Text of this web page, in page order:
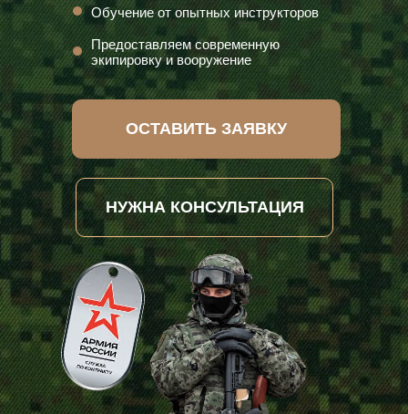
ОСТАВИТЬ ЗАЯВКУ
НУЖНА КОНСУЛЬТАЦИЯ
Предоставляем современную
экипировку и вооружение
Обучение от опытных инструкторов